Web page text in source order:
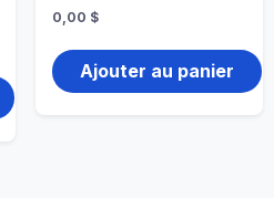
0,00 $
Ajouter au panier